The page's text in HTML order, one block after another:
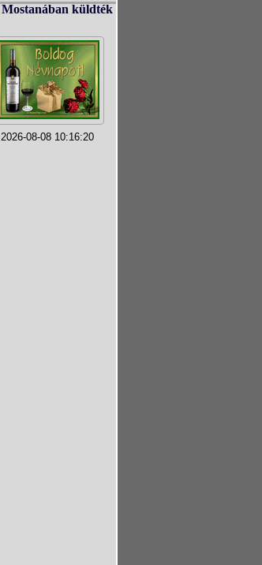
Mostanában küldték
2026-08-08 10:16:20